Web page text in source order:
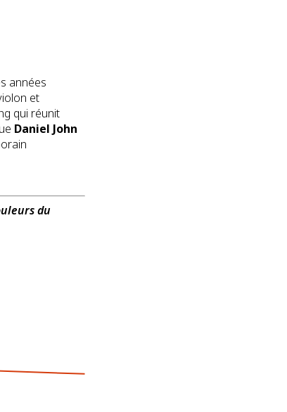
années
et
qui réunit
Daniel John
du